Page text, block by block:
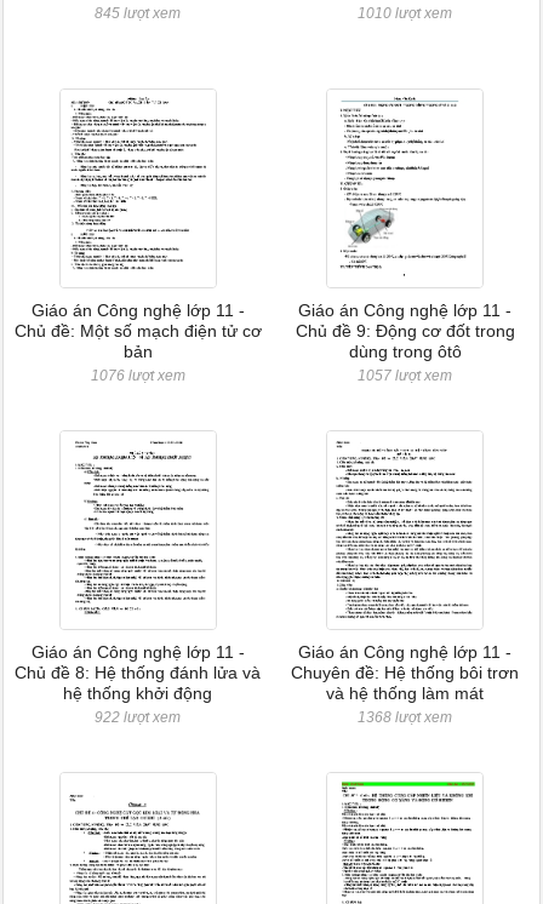
845 lượt xem 1010 lượt xem
Giáo án Công nghệ lớp 11 -
Chủ đề: Một số mạch điện tử cơ
bản
1076 lượt xem
Giáo án Công nghệ lớp 11 -
Chủ đề 9: Động cơ đốt trong
dùng trong ôtô
1057 lượt xem
Giáo án Công nghệ lớp 11 -
Chủ đề 8: Hệ thống đánh lửa và
hệ thống khởi động
922 lượt xem
Giáo án Công nghệ lớp 11 -
Chuyên đề: Hệ thống bôi trơn
và hệ thống làm mát
1368 lượt xem